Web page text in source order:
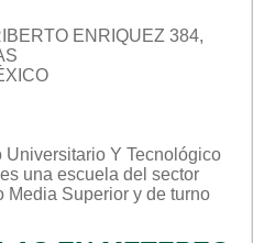
ENRIQUEZ 384,
Universitario Y Tecnológico
es una escuela del sector
Media Superior y de turno